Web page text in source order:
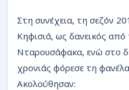
Στη συνέχεια, τη σεζόν
Κηφισιά, ως δανεικός από
Νταρουσάφακα, ενώ στο
χρονιάς φόρεσε τη
Ακολούθησαν: